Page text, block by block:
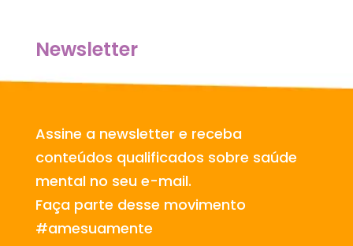
Newsletter
Assine a newsletter e receba
conteúdos qualificados sobre saúde
mental no seu e-mail.
Faça parte desse movimento
#amesuamente